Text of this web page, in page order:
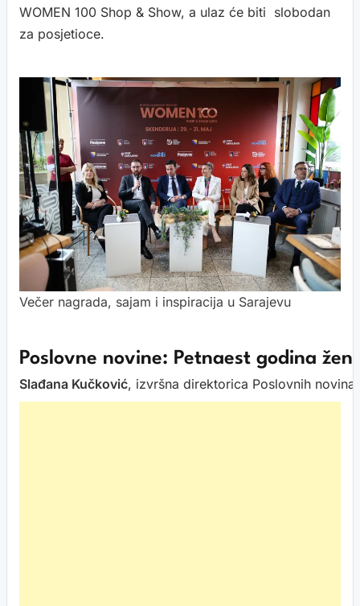
WOMEN 100 Shop & Show, a ulaz će biti slobodan
za posjetioce.
Večer nagrada, sajam i inspiracija u Sarajevu
Poslovne novine: Petnaest godina
Slađana Kučković, izvršna direktorica Poslovnih